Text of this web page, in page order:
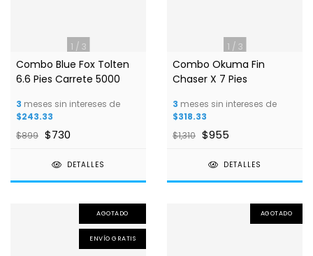
1 / 3
Combo Blue Fox Tolten
6.6 Pies Carrete 5000
3 meses sin intereses de
$243.33
$899 $730
DETALLES
1 / 3
Combo Okuma Fin
Chaser X 7 Pies
3 meses sin intereses de
$318.33
$1,310 $955
DETALLES
AGOTADO
ENVÍO GRATIS
AGOTADO